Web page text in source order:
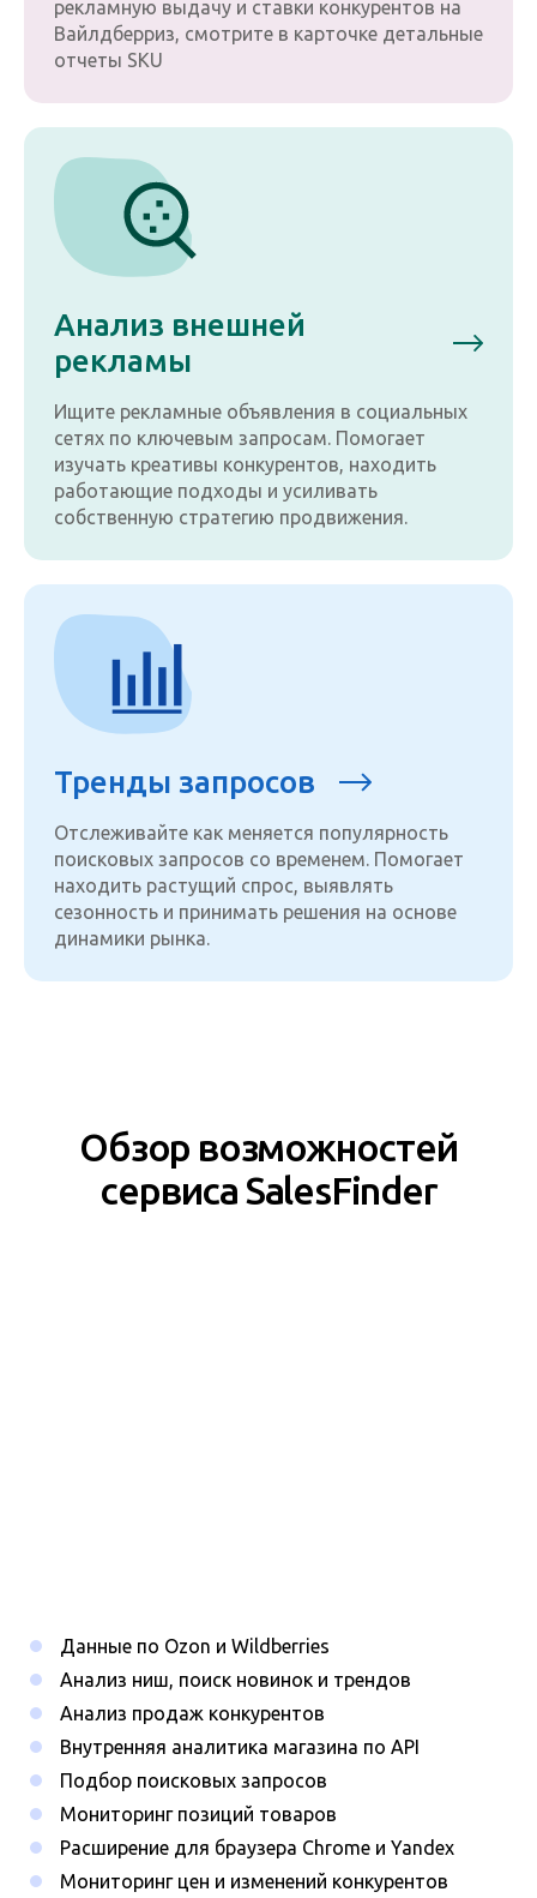
рекламную выдачу и ставки конкурентов на
Вайлдберриз, смотрите в карточке детальные
отчеты SKU
Анализ внешней
рекламы
Ищите рекламные объявления в социальных
сетях по ключевым запросам. Помогает
изучать креативы конкурентов, находить
работающие подходы и усиливать
собственную стратегию продвижения.
Тренды запросов
Отслеживайте как меняется популярность
поисковых запросов со временем. Помогает
находить растущий спрос, выявлять
сезонность и принимать решения на основе
динамики рынка.
Обзор возможностей
сервиса SalesFinder
Данные по Ozon и Wildberries
Анализ ниш, поиск новинок и трендов
Анализ продаж конкурентов
Внутренняя аналитика магазина по API
Подбор поисковых запросов
Мониторинг позиций товаров
Расширение для браузера Chrome и Yandex
Мониторинг цен и изменений конкурентов